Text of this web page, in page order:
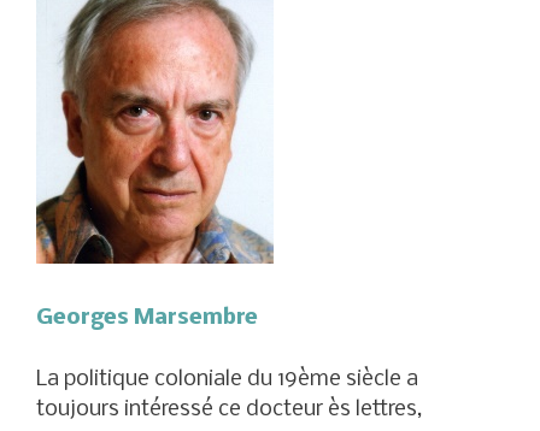
Georges Marsembre
La politique coloniale du 19ème siècle a
toujours intéressé ce docteur ès lettres,